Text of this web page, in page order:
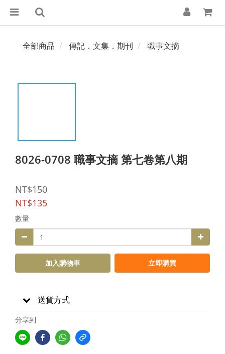
全部商品 傳記．文集．期刊 職事文摘
8026-0708 職事文摘 第七卷第八期
NT$150
NT$135
數量
加入購物車 立即購買
送貨方式
分享到